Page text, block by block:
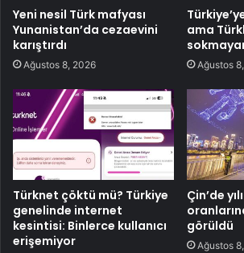
Yeni nesil Türk mafyası
Yunanistan’da cezaevini
karıştırdı
Ağustos 8, 2026
ama
Ağustos
Türknet çöktü mü? Türkiye
genelinde internet
kesintisi: Binlerce kullanıcı
erişemiyor
Çin’de
görüldü
Ağustos